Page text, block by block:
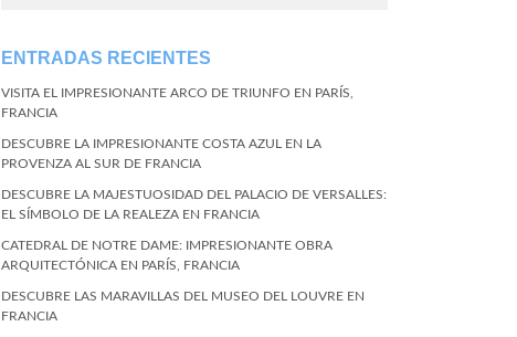
ENTRADAS RECIENTES
VISITA EL IMPRESIONANTE ARCO DE TRIUNFO EN PARÍS,
FRANCIA
DESCUBRE LA IMPRESIONANTE COSTA AZUL EN LA
PROVENZA AL SUR DE FRANCIA
DESCUBRE LA MAJESTUOSIDAD DEL PALACIO DE VERSALLES:
EL SÍMBOLO DE LA REALEZA EN FRANCIA
CATEDRAL DE NOTRE DAME: IMPRESIONANTE OBRA
ARQUITECTÓNICA EN PARÍS, FRANCIA
DESCUBRE LAS MARAVILLAS DEL MUSEO DEL LOUVRE EN
FRANCIA